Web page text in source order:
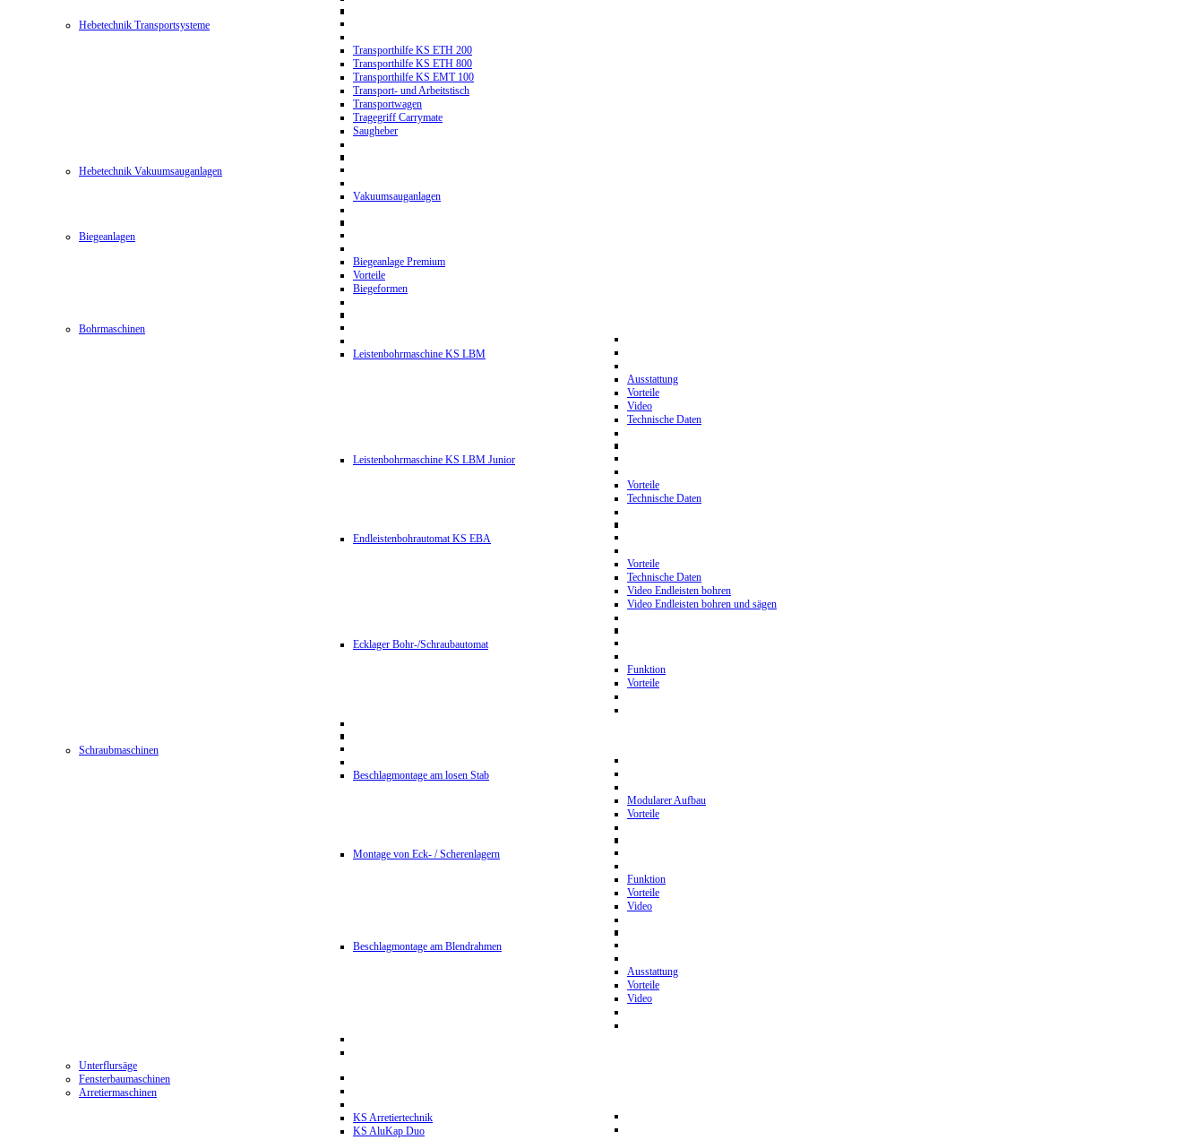
Hebetechnik Transportsysteme
Transporthilfe KS ETH 200
Transporthilfe KS ETH 800
Transporthilfe KS EMT 100
Transport- und Arbeitstisch
Transportwagen
Tragegriff Carrymate
Saugheber
Hebetechnik Vakuumsauganlagen
Vakuumsauganlagen
Biegeanlagen
Biegeanlage Premium
Vorteile
Biegeformen
Bohrmaschinen
Leistenbohrmaschine KS LBM
Ausstattung
Vorteile
Video
Technische Daten
Leistenbohrmaschine KS LBM Junior
Vorteile
Technische Daten
Endleistenbohrautomat KS EBA
Vorteile
Technische Daten
Video Endleisten bohren
Video Endleisten bohren und sägen
Ecklager Bohr-/Schraubautomat
Funktion
Vorteile
Schraubmaschinen
Beschlagmontage am losen Stab
Modularer Aufbau
Vorteile
Montage von Eck- / Scherenlagern
Funktion
Vorteile
Video
Beschlagmontage am Blendrahmen
Ausstattung
Vorteile
Video
Unterflursäge
Fensterbaumaschinen
Arretiermaschinen
KS Arretiertechnik
KS AluKap Duo